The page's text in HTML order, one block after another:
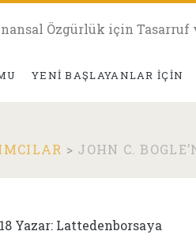
Özgürlük için Tasarruf
YENI BAŞLAYANLAR İÇIN
> JOHN C.
Yazar: Lattedenborsaya